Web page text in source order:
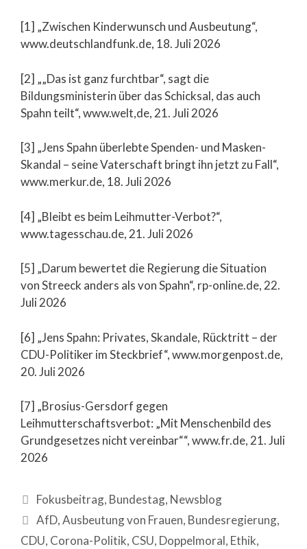
[1] „Zwischen Kinderwunsch und Ausbeutung“,
www.deutschlandfunk.de, 18. Juli 2026
[2] „„Das ist ganz furchtbar“, sagt die
Bildungsministerin über das Schicksal, das auch
Spahn teilt“, www.welt,de, 21. Juli 2026
[3] „Jens Spahn überlebte Spenden- und Masken-
Skandal – seine Vaterschaft bringt ihn jetzt zu Fall“,
www.merkur.de, 18. Juli 2026
[4] „Bleibt es beim Leihmutter-Verbot?“,
www.tagesschau.de, 21. Juli 2026
[5] „Darum bewertet die Regierung die Situation
von Streeck anders als von Spahn“, rp-online.de, 22.
Juli 2026
[6] „Jens Spahn: Privates, Skandale, Rücktritt – der
CDU-Politiker im Steckbrief“, www.morgenpost.de,
20. Juli 2026
[7] „Brosius-Gersdorf gegen
Leihmutterschaftsverbot: „Mit Menschenbild des
Grundgesetzes nicht vereinbar““, www.fr.de, 21. Juli
2026
Fokusbeitrag, Bundestag, Newsblog
AfD,Ausbeutung von Frauen, Bundesregierung,
CDU, Corona-Politik, CSU, Doppelmoral, Ethik,